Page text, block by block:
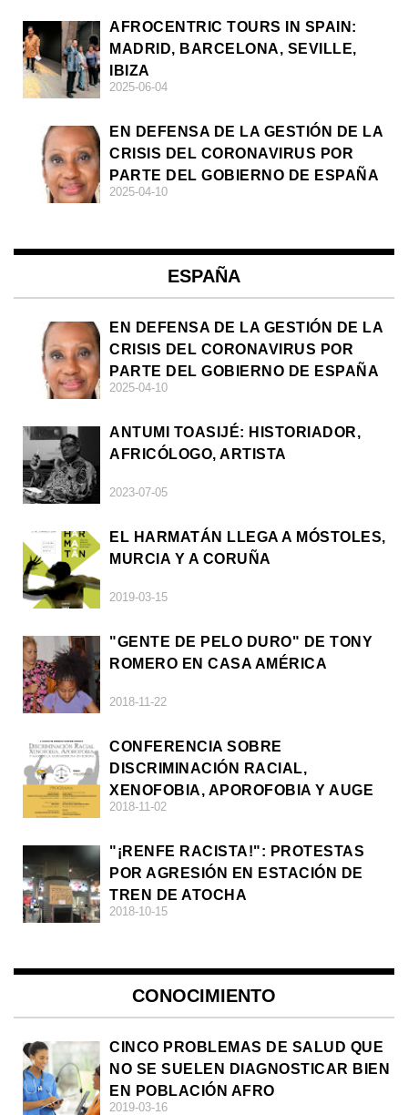
AFROCENTRIC TOURS IN SPAIN:
MADRID, BARCELONA, SEVILLE,
IBIZA
2025-06-04
EN DEFENSA DE LA GESTIÓN DE LA
CRISIS DEL CORONAVIRUS POR
PARTE DEL GOBIERNO DE ESPAÑA
2025-04-10
ESPAÑA
EN DEFENSA DE LA GESTIÓN DE LA
CRISIS DEL CORONAVIRUS POR
PARTE DEL GOBIERNO DE ESPAÑA
2025-04-10
ANTUMI TOASIJÉ: HISTORIADOR,
AFRICÓLOGO, ARTISTA
2023-07-05
EL HARMATÁN LLEGA A MÓSTOLES,
MURCIA Y A CORUÑA
2019-03-15
"GENTE DE PELO DURO" DE TONY
ROMERO EN CASA AMÉRICA
2018-11-22
CONFERENCIA SOBRE
DISCRIMINACIÓN RACIAL,
XENOFOBIA, APOROFOBIA Y AUGE
DE LA ULTRADERECHA EN EUROPA
2018-11-02
"¡RENFE RACISTA!": PROTESTAS
POR AGRESIÓN EN ESTACIÓN DE
TREN DE ATOCHA
2018-10-15
CONOCIMIENTO
CINCO PROBLEMAS DE SALUD QUE
NO SE SUELEN DIAGNOSTICAR BIEN
EN POBLACIÓN AFRO
2019-03-16